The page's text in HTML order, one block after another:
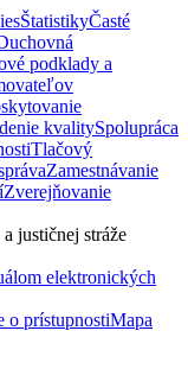
ŠtatistikyČasté
podklady a
kvalitySpolupráca
Tlačový
Zamestnávanie
Zverejňovanie
justičnej stráže
elektronických
o prístupnostiMapa